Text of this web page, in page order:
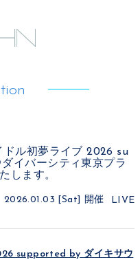
ドル初夢ライブ 2026 su
イバーシティ東京プラ
します。
2026.01.03 [Sat] 開催 LIVE
supported by ダイキサウ